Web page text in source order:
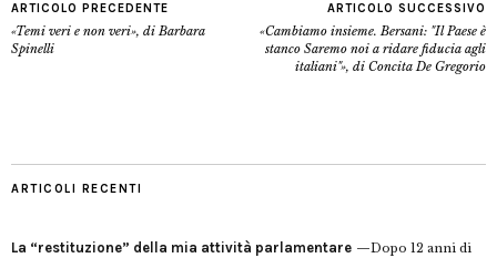
ARTICOLO PRECEDENTE
«Temi veri e non veri», di Barbara
Spinelli
ARTICOLO SUCCESSIVO
«Cambiamo insieme. Bersani: "Il Paese è
stanco Saremo noi a ridare fiducia agli
italiani"», di Concita De Gregorio
ARTICOLI RECENTI
La “restituzione” della mia attività parlamentare
Dopo 12 anni di